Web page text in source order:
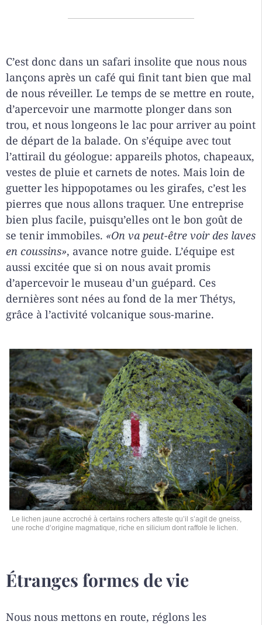
C’est donc dans un safari insolite que nous nous
lançons après un café qui finit tant bien que mal
de nous réveiller. Le temps de se mettre en route,
d’apercevoir une marmotte plonger dans son
trou, et nous longeons le lac pour arriver au point
de départ de la balade. On s’équipe avec tout
l’attirail du géologue: appareils photos, chapeaux,
vestes de pluie et carnets de notes. Mais loin de
guetter les hippopotames ou les girafes, c’est les
pierres que nous allons traquer. Une entreprise
bien plus facile, puisqu’elles ont le bon goût de
se tenir immobiles. «On va peut-être voir des laves
en coussins», avance notre guide. L’équipe est
aussi excitée que si on nous avait promis
d’apercevoir le museau d’un guépard. Ces
dernières sont nées au fond de la mer Thétys,
grâce à l’activité volcanique sous-marine.
Le lichen jaune accroché à certains rochers atteste qu’il s’agit de gneiss,
une roche d’origine magmatique, riche en silicium dont raffole le lichen.
Étranges formes de vie
Nous nous mettons en route, réglons les